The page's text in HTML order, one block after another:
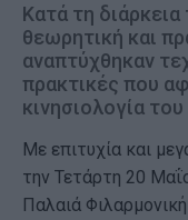
Κατά τη
θεωρητική και
αναπτύχθηκαν
πρακτικές που
κινησιολογία
Με επιτυχία και
την Τετάρτη 20
Παλαιά